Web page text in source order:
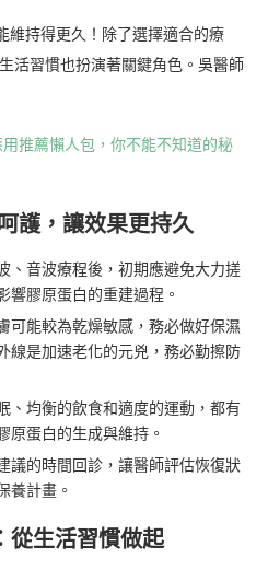
維持得更久！除了選擇適合的療
活習慣也扮演著關鍵角色。吳醫師
用推薦懶人包，你不能不知道的秘
護，讓效果更持久
、音波療程後，初期應避免大力搓
響膠原蛋白的重建過程。
可能較為乾燥敏感，務必做好保濕
線是加速老化的元兇，務必勤擦防
、均衡的飲食和適度的運動，都有
原蛋白的生成與維持。
議的時間回診，讓醫師評估恢復狀
養計畫。
從生活習慣做起